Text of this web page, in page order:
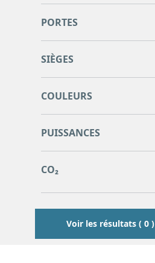
PORTES
SIÈGES
COULEURS
PUISSANCES
CO₂
Voir les résultats ( 0 )